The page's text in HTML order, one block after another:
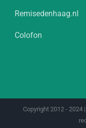
Remisedenhaag.nl
Colofon
Copyright 2012 - 2024